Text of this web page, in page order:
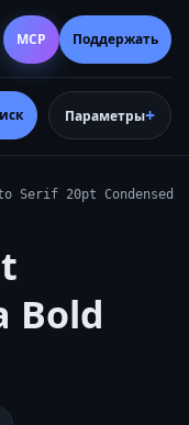
Параметры
MCP Поддержать
Serif 20pt Condensed
Bold